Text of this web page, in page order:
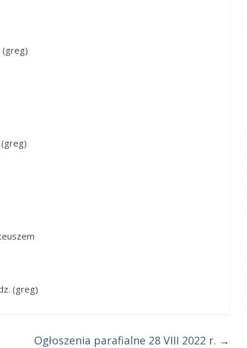
(greg)
(greg)
Ogłoszenia parafialne 28 VIII 2022 r. →